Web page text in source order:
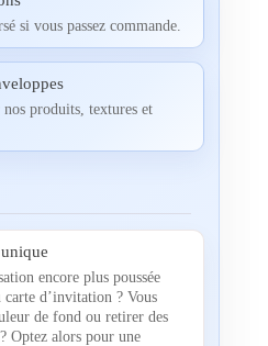
si vous passez commande.
produits, textures et
encore plus poussée
d’invitation ? Vous
de fond ou retirer des
Optez alors pour une